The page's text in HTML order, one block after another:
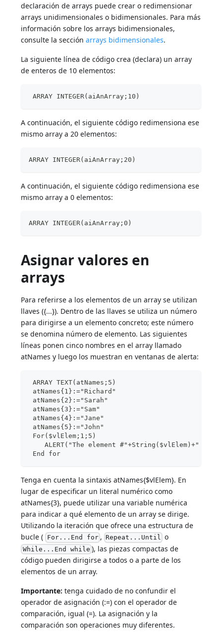
declaración de arrays puede crear o redimensionar
arrays unidimensionales o bidimensionales. Para más
información sobre los arrays bidimensionales,
consulte la secciónarrays bidimensionales.
La siguiente línea de código crea (declara) un array
de enteros de 10 elementos:
ARRAY INTEGER(aiAnArray;10)
A continuación, el siguiente código redimensiona ese
mismo array a 20 elementos:
ARRAY INTEGER(aiAnArray;20)
A continuación, el siguiente código redimensiona ese
mismo array a 0 elementos:
ARRAY INTEGER(aiAnArray;0)
Asignar valores en
arrays
Para referirse a los elementos de un array se utilizan
llaves ({...}). Dentro de las llaves se utiliza un número
para dirigirse a un elemento concreto; este número
se denomina número de elemento. Las siguientes
líneas ponen cinco nombres en el array llamado
atNames y luego los muestran en ventanas de alerta:
ARRAY TEXT(atNames;5)
atNames{1}:="Richard"
atNames{2}:="Sarah"
atNames{3}:="Sam"
atNames{4}:="Jane"
atNames{5}:="John"
For($vlElem;1;5)
ALERT("The element #"+String($vlElem)+" is
End for
Tenga en cuenta la sintaxis atNames{$vlElem}. En
lugar de especificar un literal numérico como
atNames{3}, puede utilizar una variable numérica
para indicar a qué elemento de un array se dirige.
Utilizando la iteración que ofrece una estructura de
bucle ( For...End for , Repeat...Until o
While...End while ), las piezas compactas de
código pueden dirigirse a todos o a parte de los
elementos de un array.
Importante: tenga cuidado de no confundir el
operador de asignación (:=) con el operador de
comparación, igual (=). La asignación y la
comparación son operaciones muy diferentes.